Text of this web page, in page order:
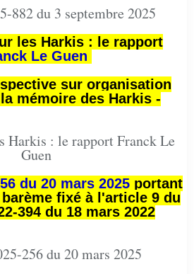
882 du 3 septembre 2025
les Harkis : le rapport
Le Guen
sur organisation
mémoire des Harkis -
Harkis : le rapport Franck Le
Guen
du 20 mars 2025portant
fixé à l'article 9 du
394 du 18 mars 2022
256 du 20 mars 2025